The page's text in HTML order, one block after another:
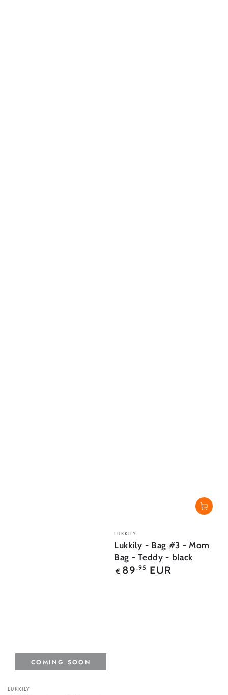
Verkäufer/in:
LUKKILY
COMING SOON
Verkäufer/in:
LUKKILY
Lukkily - Bag #3 - Mom
Bag - Teddy - black
Regulärer
Preis
€ 89 ,95 EUR